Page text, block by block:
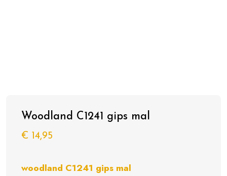
Woodland C1241 gips mal
€ 14,95
woodland C1241 gips mal